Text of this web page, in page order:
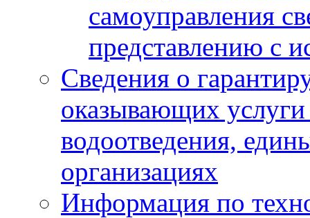
самоуправления
представлению с
Сведения о
оказывающих
водоотведения,
организациях
Информация по